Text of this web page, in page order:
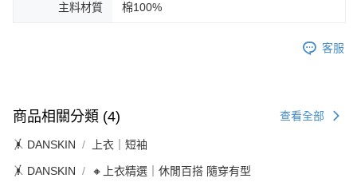
主料材質 棉100%
客服
商品相關分類 (4) 查看全部
🤸 DANSKIN 上衣｜短袖
🤸 DANSKIN 🔸上衣精選｜休閒百搭 隨穿有型